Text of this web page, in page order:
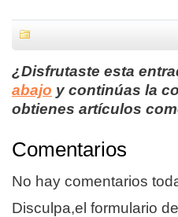
¿Disfrutaste esta
abajo y continúas la
obtienes artículos
Comentarios
No hay comentarios
Disculpa,el formulario